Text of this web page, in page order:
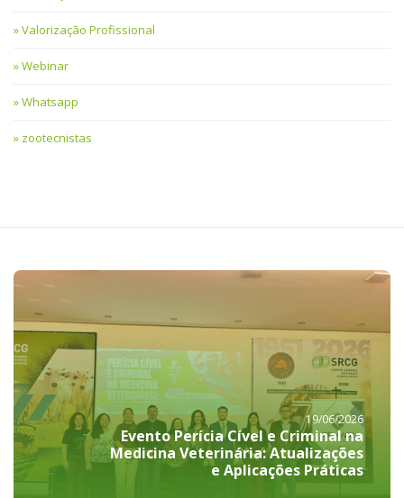
Valorização Profissional
Webinar
Whatsapp
zootecnistas
19/06/2026
Evento Perícia Cível e Criminal na
Medicina Veterinária: Atualizações
e Aplicações Práticas